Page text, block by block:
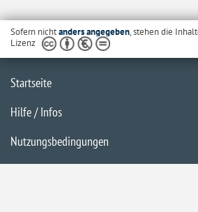
Sofern nichtanders angegeben, stehen die
Lizenz
Startseite
Hilfe / Infos
Nutzungsbedingungen